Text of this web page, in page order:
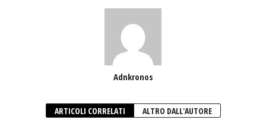
Adnkronos
ARTICOLI CORRELATI ALTRO DALL'AUTORE